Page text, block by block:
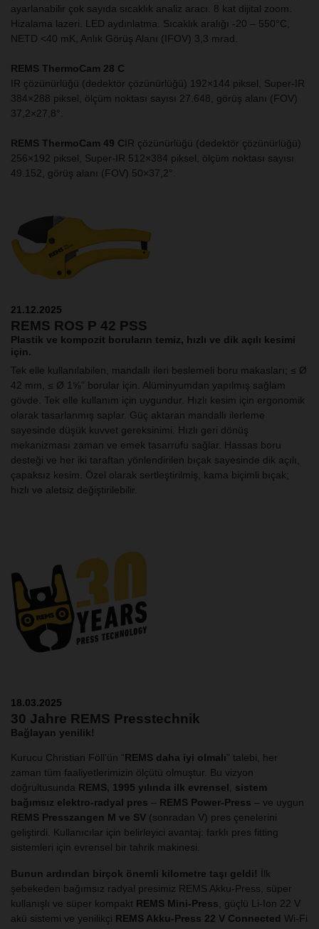
ayarlanabilir çok sayıda sıcaklık analiz aracı. 8 kat dijital zoom.
Hizalama lazeri. LED aydınlatma. Sıcaklık aralığı -20 – 550°C,
NETD <40 mK, Anlık Görüş Alanı (IFOV) 3,3 mrad.
REMS ThermoCam 28 C
IR çözünürlüğü (dedektör çözünürlüğü) 192×144 piksel, Super-IR
384×288 piksel, ölçüm noktası sayısı 27.648, görüş alanı (FOV)
37,2×27,8°.
REMS ThermoCam 49 CIR çözünürlüğü (dedektör çözünürlüğü)
256×192 piksel, Super-IR 512×384 piksel, ölçüm noktası sayısı
49.152, görüş alanı (FOV) 50×37,2°.
21.12.2025
REMS ROS P 42 PSS
Plastik ve kompozit boruların temiz, hızlı ve dik açılı kesimi
için.
Tek elle kullanılabilen, mandallı ileri beslemeli boru makasları; ≤ Ø
42 mm, ≤ Ø 1⅝" borular için. Alüminyumdan yapılmış sağlam
gövde. Tek elle kullanım için uygundur. Hızlı kesim için ergonomik
olarak tasarlanmış saplar. Güç aktaran mandallı ilerleme
sayesinde düşük kuvvet gereksinimi. Hızlı geri dönüş
mekanizması zaman ve emek tasarrufu sağlar. Hassas boru
desteği ve her iki taraftan yönlendirilen bıçak sayesinde dik açılı,
çapaksız kesim. Özel olarak sertleştirilmiş, kama biçimli bıçak;
hızlı ve aletsiz değiştirilebilir.
18.03.2025
30 Jahre REMS Presstechnik
Bağlayan yenilik!
Kurucu Christian Föll’ün “REMS daha iyi olmalı” talebi, her
zaman tüm faaliyetlerimizin ölçütü olmuştur. Bu vizyon
doğrultusunda REMS, 1995 yılında ilk evrensel
sistem
bağımsız elektro-radyal pres – REMS Power-Press – ve uygun
REMS Presszangen M ve SV (sonradan V) pres çenelerini
geliştirdi. Kullanıcılar için belirleyici avantaj: farklı pres fitting
sistemleri için evrensel bir tahrik makinesi.
Bunun ardından birçok önemli kilometre taşı geldi! İlk
şebekeden bağımsız radyal presimiz REMS Akku-Press, süper
kullanışlı ve süper kompakt REMS Mini-Press , güçlü Li-Ion 22 V
akü sistemi ve yenilikçi REMS Akku-Press 22 V Connected Wi-Fi